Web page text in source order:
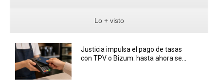
Lo + visto
Justicia impulsa el pago de tasas
con TPV o Bizum: hasta ahora se...